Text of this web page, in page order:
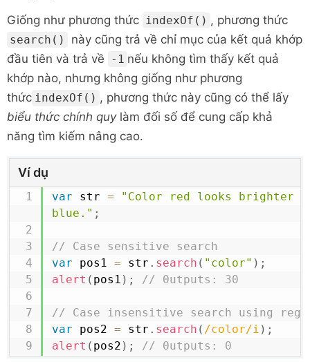
Giống như phương thức indexOf() , phương thức
search()
này cũng trả về chỉ mục của kết quả khớp
đầu tiên và trả về
-1 nếu không tìm thấy kết quả
khớp nào, nhưng không giống như phương
thức indexOf() , phương thức này cũng có thể lấy
biểu thức chính quylàm đối số để cung cấp khả
năng tìm kiếm nâng cao.
Ví dụ
var str =
"Color red looks brighter
blue." ;
// Case sensitive search
var pos1 = str . search ( "color" ) ;
alert ( pos1 ) ; // 0utputs: 30
// Case insensitive search using
var pos2 = str . search ( /color/i ) ;
alert ( pos2 ) ; // 0utputs: 0